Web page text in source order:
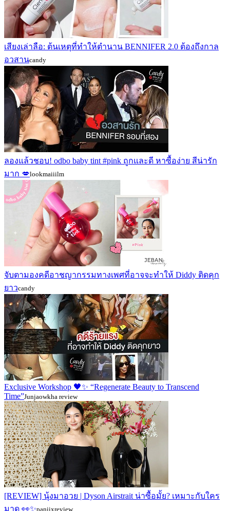
เสียงเล่าลือ: ต้นเหตุที่ทำให้ตำนาน BENNIFER 2.0 ต้องถึงกาล
อวสานcandy
ลองแล้วชอบ! odbo baby tint #pink ถูกและดี หาซื้อง่าย สีน่ารัก
มาก 💋lookmaiiilm
จับตามองคดีอาชญากรรมทางเพศที่อาจจะทำให้ Diddy ติดคุก
ยาวcandy
Exclusive Workshop 🖤✨ “Regenerate Beauty to Transcend
Time”Junjaowkha review
[REVIEW] นุ้งมาอวย | Dyson Airstrait น่าซื้อมั้ย? เหมาะกับใคร
มาดู 👀✨paniixreview